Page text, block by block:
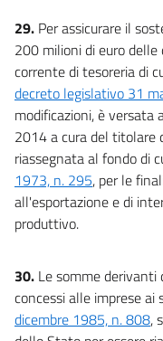
29. Per assicurare il
200 milioni di euro
corrente di tesoreria di
decreto legislativo 31
modificazioni, è
2014 a cura del titolare
riassegnata al fondo di
1973, n. 295, per le
all'esportazione e di
produttivo.
30. Le somme
concessi alle imprese ai
dicembre 1985, n. 808,